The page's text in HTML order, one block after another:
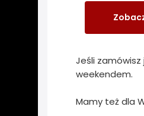
Jeśli
weekendem.
Mamy też dla